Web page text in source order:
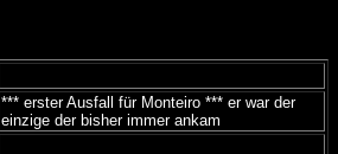
*** erster Ausfall für Monteiro *** er war der
einzige der bisher immer ankam